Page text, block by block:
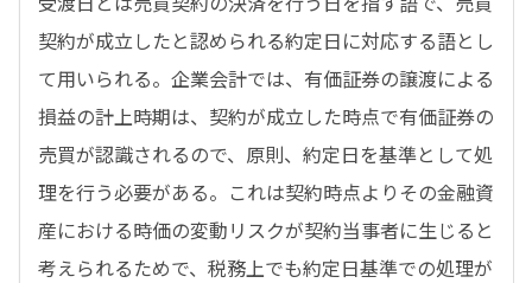
契約が成立したと認められる約定日に対応する語とし
て用いられる。企業会計では、有価証券の譲渡による
損益の計上時期は、契約が成立した時点で有価証券の
売買が認識されるので、原則、約定日を基準として処
理を行う必要がある。これは契約時点よりその金融資
産における時価の変動リスクが契約当事者に生じると
考えられるためで、税務上でも約定日基準での処理が